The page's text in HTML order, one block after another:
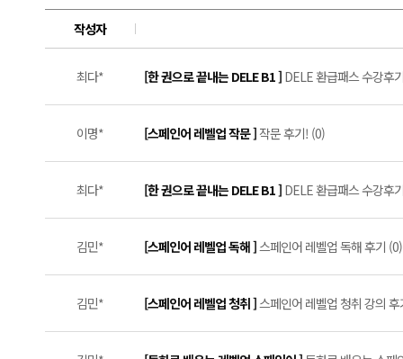
작성자
최다* [한 권으로 끝내는 DELE B1 ] DELE 환급패스 수강후
이명* [스페인어 레벨업 작문 ] 작문 후기! (0)
최다* [한 권으로 끝내는 DELE B1 ] DELE 환급패스 수강후
김민* [스페인어 레벨업 독해 ]스페인어 레벨업 독해 후기 (0)
김민* [스페인어 레벨업 청취 ]스페인어 레벨업 청취 강의 후